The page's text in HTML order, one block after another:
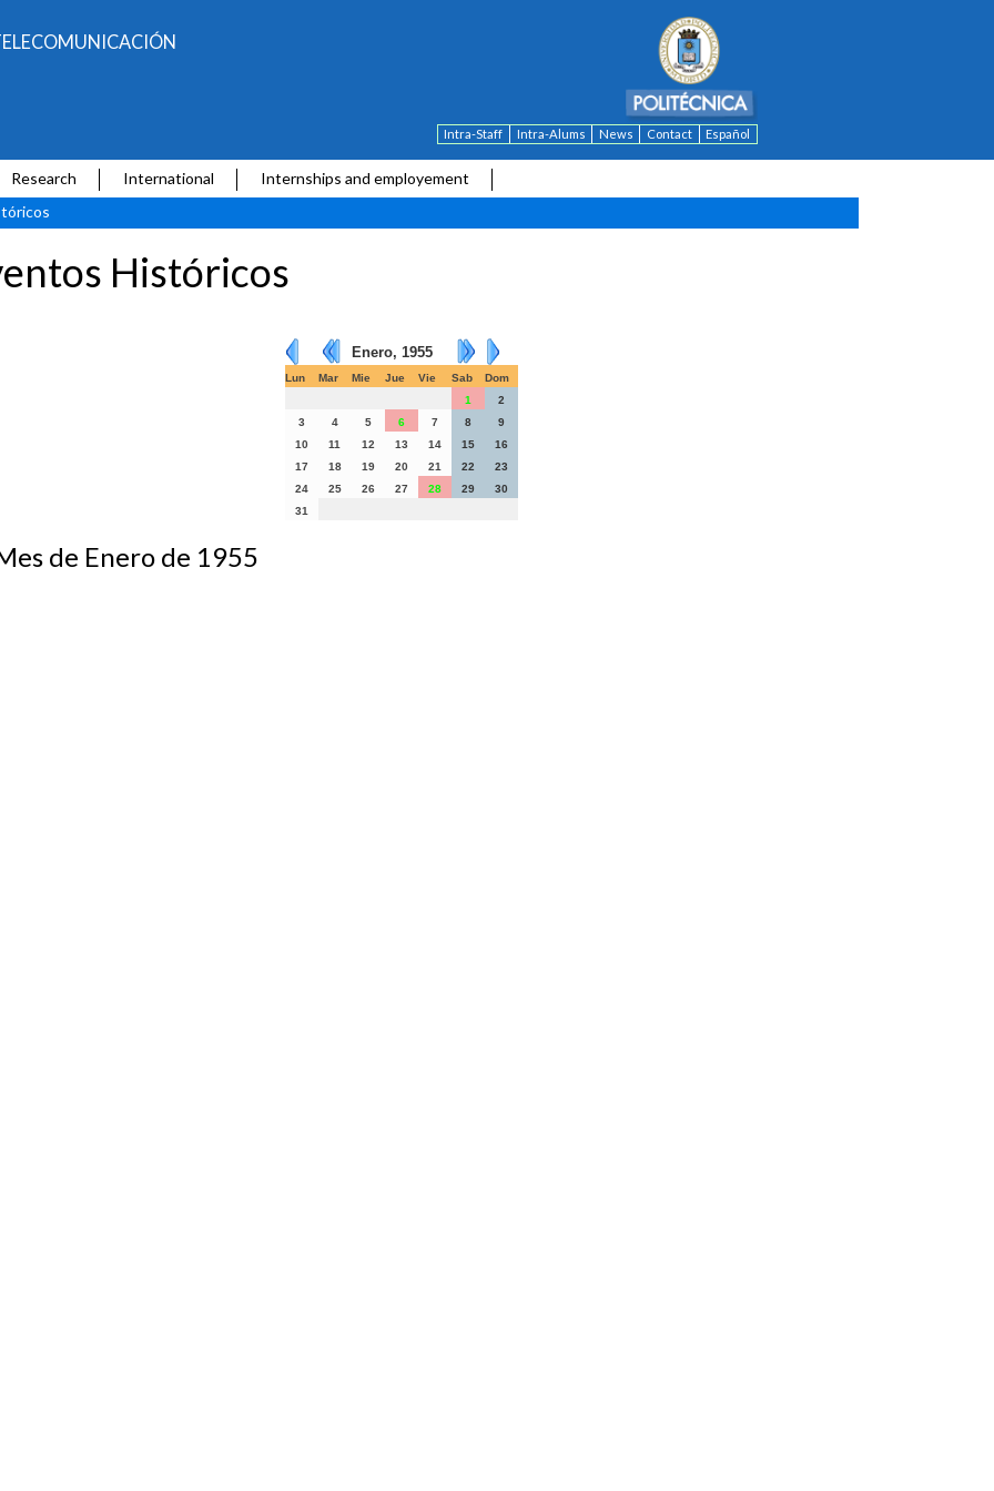
Intra-Staff Intra-Alums News Contact Español
Research International
Internships and employement
Históricos
Enero, 1955
Lun Mar Mie Jue Vie Sab
Dom
1
2
3
4 5 6 7 8
9
10
11 12 13 14 15
16
17
18 19 20 21 22
23
24
25 26 27 28 29
30
31
de Enero de 1955